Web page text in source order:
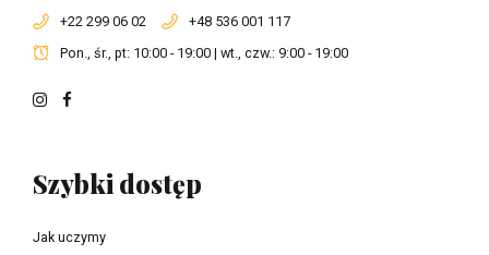
+22 299 06 02
+48 536 001 117
Pon., śr., pt: 10:00 - 19:00 | wt., czw.: 9:00 - 19:00
Szybki dostęp
Jak uczymy